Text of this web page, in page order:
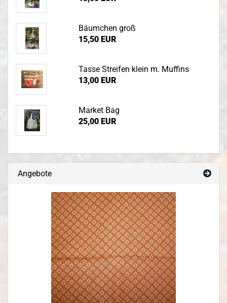
Bäumchen groß
15,50 EUR
Tasse Streifen klein m. Muffins
13,00 EUR
Market Bag
25,00 EUR
Angebote